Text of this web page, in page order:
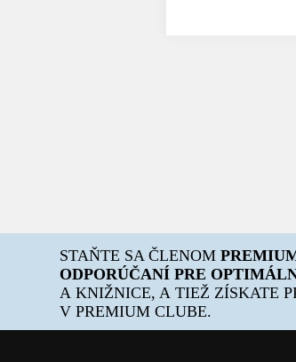
STAŇTE SA ČLENOM
ODPORÚČANÍ PRE
A KNIŽNICE, A TIEŽ ZÍSKATE
V PREMIUM CLUBE.